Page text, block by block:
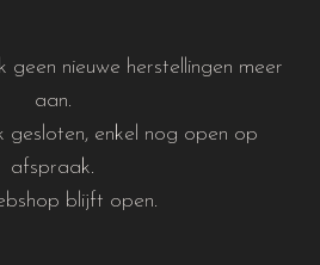
geen nieuwe herstellingen meer
aan.
gesloten, enkel nog open op
afspraak.
blijft open.